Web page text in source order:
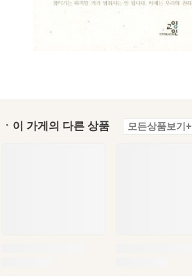
ㆍ이 가게의 다른 상품 모든상품보기+